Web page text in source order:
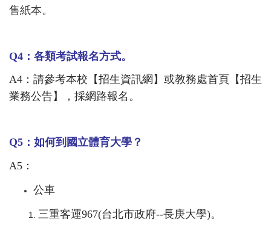
售紙本。
Q4 ：各類考試報名方式。
A4 ：請參考本校【招生資訊網】或教務處首頁【招生
業務公告】，採網路報名。
Q5 ：如何到國立體育大學？
A5 ：
公車
三重客運967(台北市政府--長庚大學)。